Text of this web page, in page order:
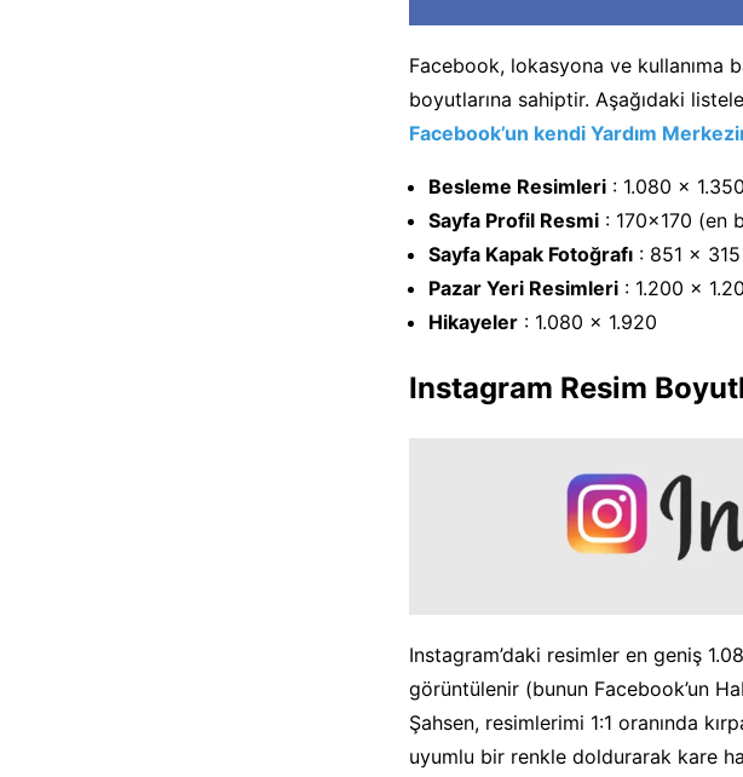
Facebook, lokasyona ve kullanıma
boyutlarına sahiptir. Aşağıdaki
Facebook’un kendi Yardım
Besleme Resimleri : 1.080 x
Sayfa Profil Resmi : 170×170 (en
Sayfa Kapak Fotoğrafı : 851 x
Pazar Yeri Resimleri : 1.200 x
Hikayeler : 1.080 x 1.920
Instagram Resim
Instagram’daki resimler en geniş
görüntülenir (bunun Facebook’un
Şahsen, resimlerimi 1:1 oranında
uyumlu bir renkle doldurarak kare